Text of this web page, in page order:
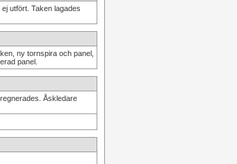
utfört. Taken lagades
ny tornspira och panel,
panel.
Åskledare